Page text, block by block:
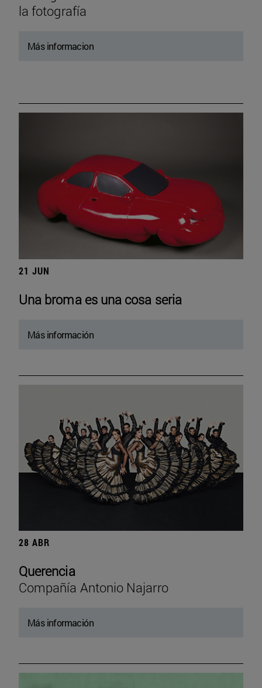
la fotografía
Más informacion
21 JUN
Una broma es una cosa seria
Más información
28 ABR
Querencia
Compañía Antonio Najarro
Más información